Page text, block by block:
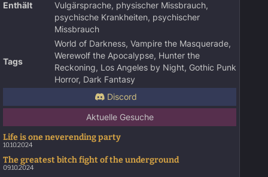
Enthält
Vulgärsprache, physischer Missbrauch,
psychische Krankheiten, psychischer
Missbrauch
Tags
World of Darkness, Vampire the Masquerade,
Werewolf the Apocalypse, Hunter the
Reckoning, Los Angeles by Night, Gothic Punk
Horror, Dark Fantasy
Discord
Aktuelle Gesuche
Life is one neverending party
10.10.2024
The greatest bitch fight of the underground
09.10.2024